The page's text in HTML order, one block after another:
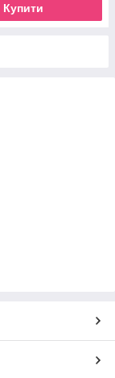
Купити